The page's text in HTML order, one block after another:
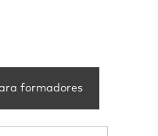
formadores